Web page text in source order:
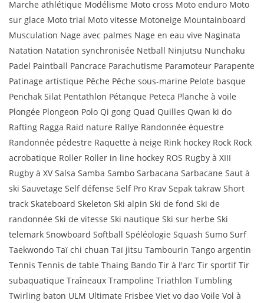
Marche athlétique Modélisme Moto cross Moto enduro Moto
sur glace Moto trial Moto vitesse Motoneige Mountainboard
Musculation Nage avec palmes Nage en eau vive Naginata
Natation Natation synchronisée Netball Ninjutsu Nunchaku
Padel Paintball Pancrace Parachutisme Paramoteur Parapente
Patinage artistique Pêche Pêche sous-marine Pelote basque
Penchak Silat Pentathlon Pétanque Peteca Planche à voile
Plongée Plongeon Polo Qi gong Quad Quilles Qwan ki do
Rafting Ragga Raid nature Rallye Randonnée équestre
Randonnée pédestre Raquette à neige Rink hockey Rock Rock
acrobatique Roller Roller in line hockey ROS Rugby à XIII
Rugby à XV Salsa Samba Sambo Sarbacana Sarbacane Saut à
ski Sauvetage Self défense Self Pro Krav Sepak takraw Short
track Skateboard Skeleton Ski alpin Ski de fond Ski de
randonnée Ski de vitesse Ski nautique Ski sur herbe Ski
telemark Snowboard Softball Spéléologie Squash Sumo Surf
Taekwondo Taï chi chuan Taï jitsu Tambourin Tango argentin
Tennis Tennis de table Thaing Bando Tir à l'arc Tir sportif Tir
subaquatique Traîneaux Trampoline Triathlon Tumbling
Twirling baton ULM Ultimate Frisbee Viet vo dao Voile Vol à